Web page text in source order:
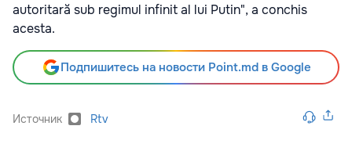
autoritară sub regimul infinit al lui Putin", a conchis
acesta.
Подпишитесь на новости Point.md в Google
Источник Rtv